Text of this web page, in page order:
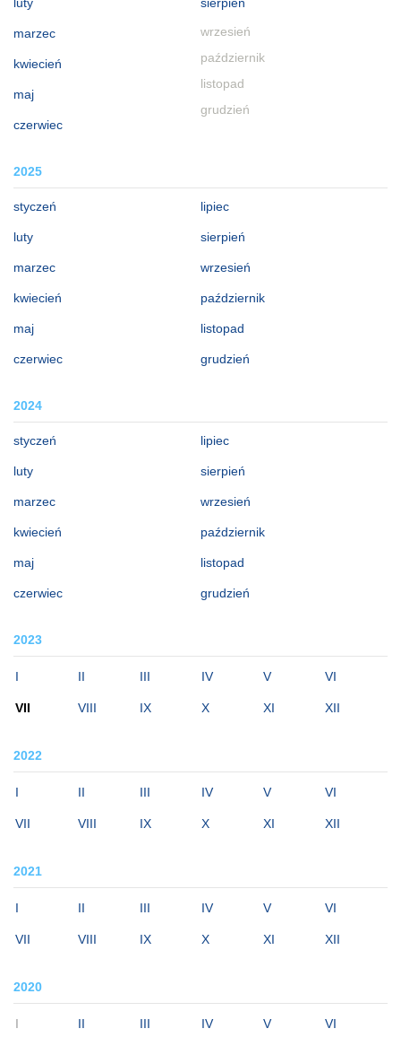
luty
marzec
kwiecień
maj
czerwiec
sierpień
wrzesień
październik
listopad
grudzień
2025
styczeń
luty
marzec
kwiecień
maj
czerwiec
lipiec
sierpień
wrzesień
październik
listopad
grudzień
2024
styczeń
luty
marzec
kwiecień
maj
czerwiec
lipiec
sierpień
wrzesień
październik
listopad
grudzień
2023
I II III IV V VI
VII VIII IX X XI XII
2022
I II III IV V VI
VII VIII IX X XI XII
2021
I II III IV V VI
VII VIII IX X XI XII
2020
I II III IV V VI